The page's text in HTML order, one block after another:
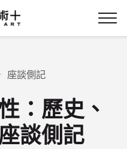
Menu
座談側記
：歷史、
談側記